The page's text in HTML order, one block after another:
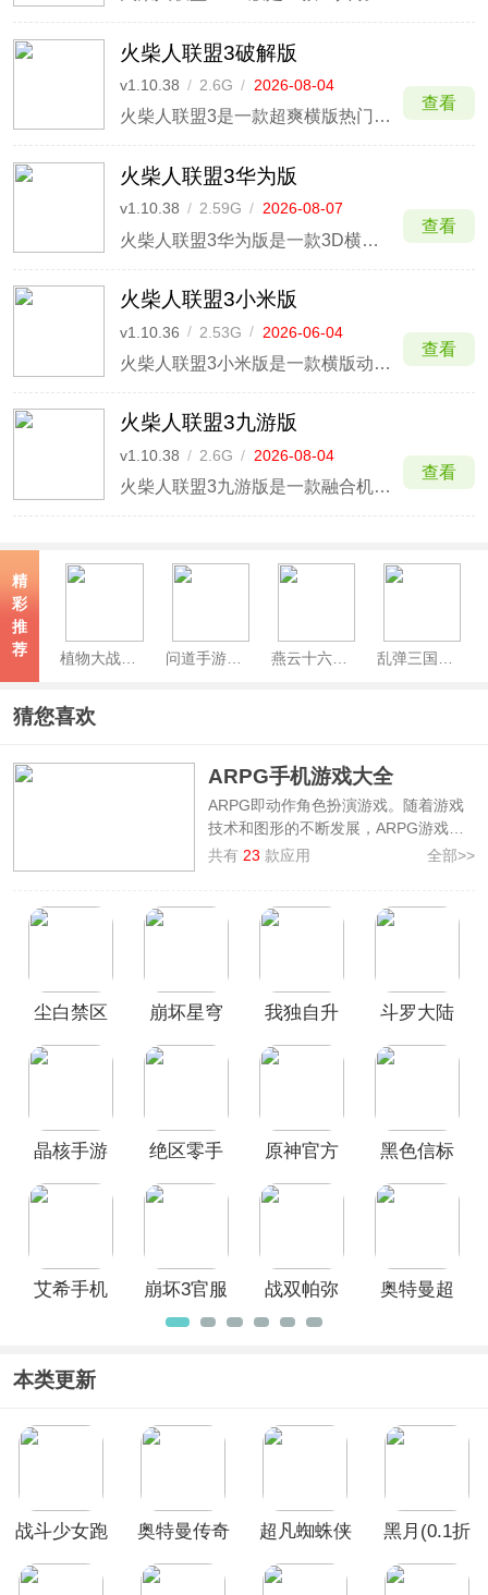
火柴人联盟3破解版
v1.10.38 / 2.6G / 2026-08-04
火柴人联盟3是一款超爽横版热门动作手游，由于里面存在着购买服务，部分小伙伴可能买不起，为了解决这个问题，本站提供了火柴人联盟3破解版，已经帮助玩家去除购买付费权限，达到内购效果，点击容易礼包或充值即可0元购，从而获得无限钻石、击败，请注意，因是修改版本，可能充值和谐情况导致
查看
火柴人联盟3华为版
v1.10.38 / 2.59G / 2026-08-07
火柴人联盟3华为版是一款3D横版动作手游，此版本玩家可使用华为手机账号登录游戏，并且它还对华为手机针对性进行优化，可让玩家体验丝滑流畅的战斗快感。游戏将经典火柴人风格与机械科幻元素完美融合，以打造出未来感十足的战斗体验。
查看
火柴人联盟3小米版
v1.10.36 / 2.53G / 2026-06-04
火柴人联盟3小米版是一款横版动作手游，本作是火柴人系列游戏第三部作品，独特的美术风格以及全新3D角色设计将玩家带进全新的火柴人世界。本作在前作的基础上改进了战斗系统，增加了跳跃、空中连击等动作，提高了战斗的自由度。
查看
火柴人联盟3九游版
v1.10.38 / 2.6G / 2026-08-04
火柴人联盟3九游版是一款融合机械科幻元素的3D横版格斗手游。游戏在保留火柴人经典风格的基础上，打造出未来感十足的机械城场景和流畅战斗体验！火柴人联盟3游戏中玩家可操控20多位特色英雄，体验多样连招、蓄力破盾等深度格斗玩法，且游戏还提供500+冒险关卡、组队挑战、公平竞技等多
查看
精
彩
推
荐
植物大战僵尸2官方正版 问道手游官服
猜您喜欢
ARPG手机游戏大全
ARPG即动作角色扮演游戏。随着游戏
技术和图形的不断发展，ARPG游戏的
画面、剧情和游戏性都得到了极大的提
ARPG手机游戏大全，其中就有热门的
游戏中玩家可以扮演角色，在一个游戏
世界中探索、冒险、战斗，并通过升级
前来本站免费下载安装。
共有 23 款应用 全部>>
尘白禁区
崩坏星穹
我独自升
斗罗大陆
晶核手游
绝区零手
原神官方
黑色信标
艾希手机
崩坏3官服
战双帕弥
什手游
奥特曼超
本类更新
战斗少女跑
奥特曼传奇
无限钻石不
超凡蜘蛛侠
黑月(0.1折